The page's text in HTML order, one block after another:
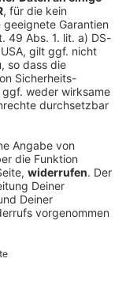
Festival mit
Dabei tritt